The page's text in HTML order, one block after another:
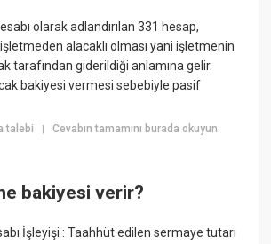
olarak adlandırılan 331 hesap,
alacaklı olması yani işletmenin
tarafından giderildiği anlamına gelir.
bakiyesi vermesi sebebiyle pasif
talebi |Cevabın tamamını burada okuyun:
bakiyesi verir?
İşleyişi : Taahhüt edilen sermaye tutarı